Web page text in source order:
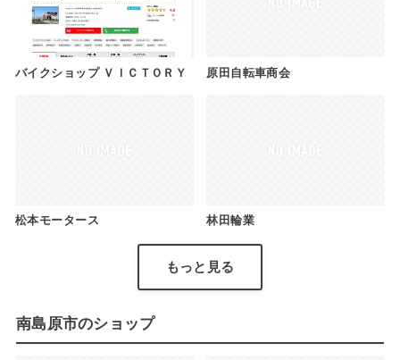
バイクショップ ＶＩＣＴＯＲＹ 原田自転車商会
松本モータース 林田輪業
もっと見る
南島原市のショップ